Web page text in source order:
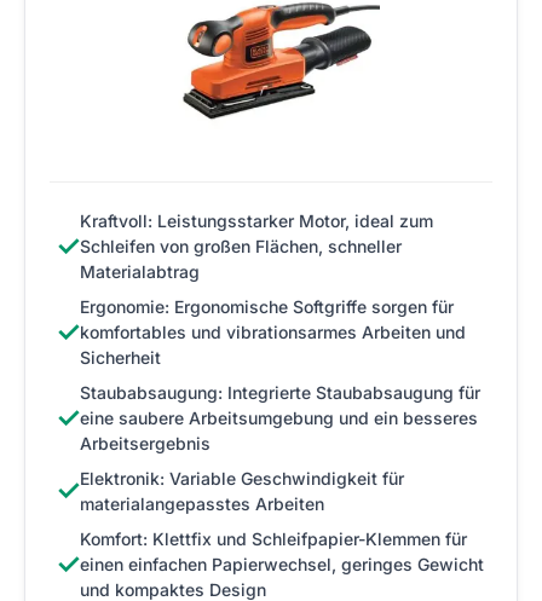
✓
Kraftvoll: Leistungsstarker Motor, ideal zum
Schleifen von großen Flächen, schneller
Materialabtrag
✓
Ergonomie: Ergonomische Softgriffe sorgen für
komfortables und vibrationsarmes Arbeiten und
Sicherheit
✓
Staubabsaugung: Integrierte Staubabsaugung für
eine saubere Arbeitsumgebung und ein besseres
Arbeitsergebnis
✓Elektronik: Variable Geschwindigkeit für
materialangepasstes Arbeiten
✓
Komfort: Klettfix und Schleifpapier-Klemmen für
einen einfachen Papierwechsel, geringes Gewicht
und kompaktes Design